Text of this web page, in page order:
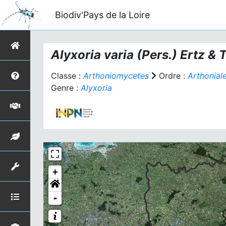
Biodiv'Pays de la Loire
Alyxoria varia (Pers.) Ertz &
Classe :Arthoniomycetes Ordre :
Genre :Alyxoria
+
-